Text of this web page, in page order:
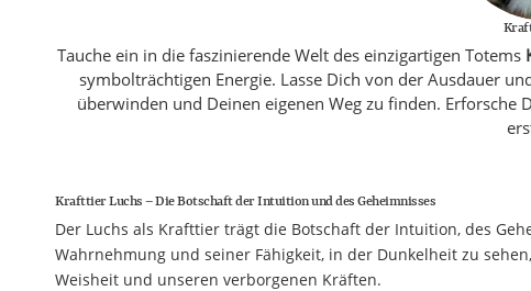
Tauche ein in die faszinierende Welt des einzigartigen Totems
symbolträchtigen Energie. Lasse Dich von der Ausdauer
überwinden und Deinen eigenen Weg zu finden.
Krafttier Luchs – Die Botschaft der Intuition und des Geheimnisses
Der Luchs als Krafttier trägt die Botschaft der Intuition, des
Wahrnehmung und seiner Fähigkeit, in der Dunkelheit zu
Weisheit und unseren verborgenen Kräften.